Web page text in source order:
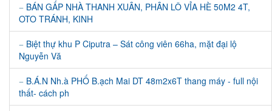
BÁN GẤP NHÀ THANH XUÂN, PHÂN LÔ VỈA HÈ 50M2 4T,
OTO TRÁNH, KINH
Biệt thự khu P Ciputra – Sát công viên 66ha, mặt đại lộ
Nguyễn Vă
B.Á.N Nh.à PHỐ B.ạch Mai DT 48m2x6T thang máy - full nội
thất- cách ph